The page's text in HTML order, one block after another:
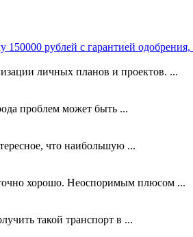
150000 рублей с гарантией
личных планов и проектов. ...
проблем может быть ...
что наибольшую ...
хорошо. Неоспоримым плюсом ...
такой транспорт в ...